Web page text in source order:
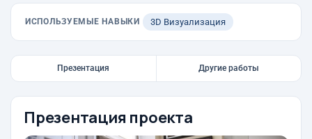
ИСПОЛЬЗУЕМЫЕ НАВЫКИ 3D Визуализация
Презентация Другие работы
Презентация проекта